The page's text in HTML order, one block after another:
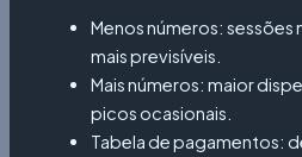
Menos números: sessões
mais previsíveis.
Mais números: maior
picos ocasionais.
Tabela de pagamentos: